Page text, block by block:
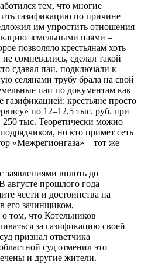
тем, что многие
газификацию по причине
им упростить отношения
земельными паями –
позволяло крестьянам хоть
сомневались, сделал такой
сдавал паи, подключали к
селянами трубу брала на свой
паи по документам как
газификацией: крестьяне просто
по 12–12,5 тыс. руб. при
250 тыс. Теоретически можно
но кто примет сеть
«Межрегионгаза» – тот же
заявлениями вплоть до
августе прошлого года
чести и достоинства на
его зачинщиком,
том, что Котельников
за газификацию своей
признал ответчика
суд отменил это
и другие жители.